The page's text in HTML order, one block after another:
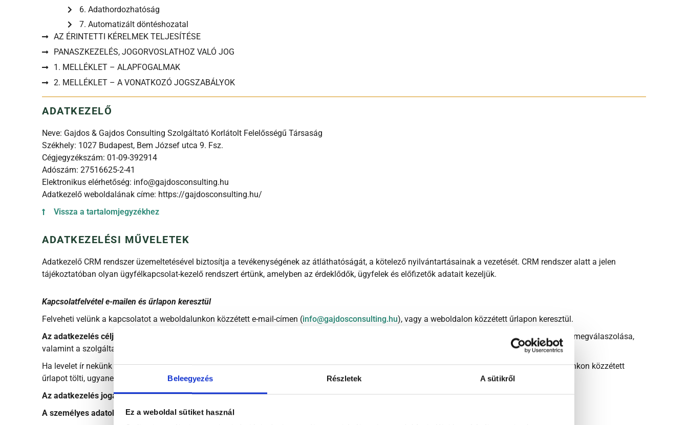
Beleegyezés Részletek A sütikről
Ez a weboldal sütiket használ
6. Adathordozhatóság
7. Automatizált döntéshozatal
AZ ÉRINTETTI KÉRELMEK TELJESÍTÉSE
PANASZKEZELÉS, JOGORVOSLATHOZ VALÓ JOG
1. MELLÉKLET – ALAPFOGALMAK
2. MELLÉKLET – A VONATKOZÓ JOGSZABÁLYOK
ADATKEZELŐ
Neve: Gajdos & Gajdos Consulting Szolgáltató Korlátolt Felelősségű Társaság
Székhely: 1027 Budapest, Bem József utca 9. Fsz.
Cégjegyzékszám: 01-09-392914
Adószám: 27516625-2-41
Elektronikus elérhetőség: info@gajdosconsulting.hu
Adatkezelő weboldalának címe: https://gajdosconsulting.hu/
Vissza a tartalomjegyzékhez
ADATKEZELÉSI MŰVELETEK
Adatkezelő CRM rendszer üzemeltetésével biztosítja a tevékenységének az átláthatóságát, a kötelező nyilvántartásainak a vezetését. CRM rendszer alatt a jelen
tájékoztatóban olyan ügyfélkapcsolat-kezelő rendszert értünk, amelyben az érdeklődők, ügyfelek és előfizetők adatait kezeljük.
Kapcsolatfelvétel e-mailen és űrlapon keresztül
Felveheti velünk a kapcsolatot a weboldalunkon közzétett e-mail-címen (info@gajdosconsulting.hu), vagy a weboldalon közzétett űrlapon keresztül.
Az adatkezelés célja és a kezelt személyes adatok:
Az adatkezelés célja a kapcsolatfelvétel lehetőségének biztosítása, az érdeklődők kérdéseinek megválaszolása,
valamint a szolgáltatásainkkal kapcsolatos tájékoztatás nyújtása.
Ha levelet ír nekünk megismerjük a nevét, az e-mail-címét, a telefonszámát és mindazon információkat, amelyeket a levélben közöl. Ha a weboldalunkon közzétett
űrlapot tölti, ugyanezeket az információkat ismerjük meg, az űrlapok a levelezőrendszerünkbe érkeznek.
Az adatkezelés jogalapja:GDPR 6. cikk (1) bekezdés a) pont – az érintett hozzájárulása.
A személyes adatok forrása:minden esetben az érintett bocsátja rendelkezésünkre a személyes adatokat.